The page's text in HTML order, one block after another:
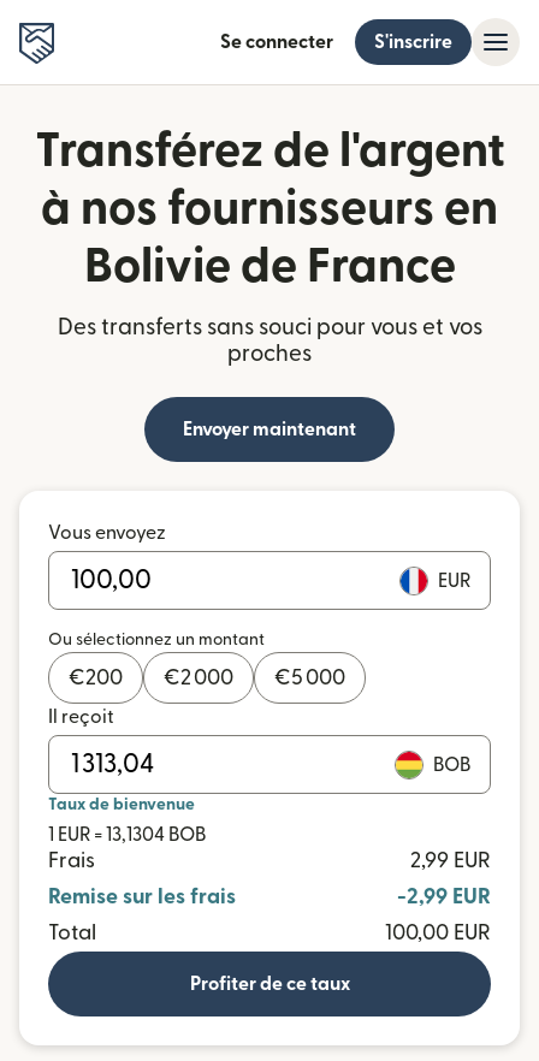
Se connecter S'inscrire
Transférez de l'argent
à nos fournisseurs en
Bolivie de France
Des transferts sans souci pour vous et vos
proches
Envoyer maintenant
Vous envoyez
EUR
Ou sélectionnez un montant
€200 €2 000 €5 000
Il reçoit
BOB
Taux de bienvenue
1 EUR = 13,1304 BOB
Frais
2,99 EUR
Remise sur les frais
-2,99 EUR
Total
100,00 EUR
Profiter de ce taux